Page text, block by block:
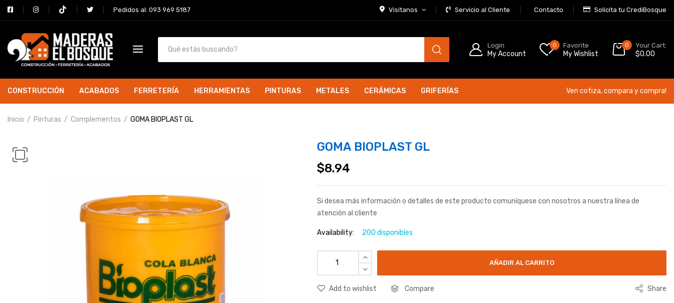
Pedidos al: 093 969 5187 Visítanos Servicio al Cliente Contacto Solicita tu CrediBosque
Login
My Account
0 Favorite
My Wishlist
0 Your Cart:
$0.00
CONSTRUCCIÓN ACABADOS FERRETERÍA HERRAMIENTAS PINTURAS METALES CERÁMICAS GRIFERÍAS Ven cotiza, compara y compra!
Inicio Pinturas Complementos GOMA BIOPLAST GL
GOMA BIOPLAST GL
$8.94
Si desea más información o detalles de este producto comuníquese con nosotros a nuestra línea de
atención al cliente
Availability: 200 disponibles
AÑADIR AL CARRITO
Add to wishlist Compare Share